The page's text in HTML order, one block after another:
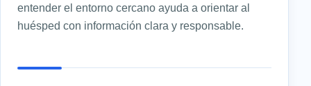
entender el entorno cercano ayuda a orientar al
huésped con información clara y responsable.